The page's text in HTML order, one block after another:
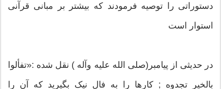
دستوراتی را توصیه فرمودند که بیشتر بر مبانی قرآنی
استوار است
در حدیثی از پیامبر(صلی الله علیه وآله ) نقل شده :«تفألوا
بالخیر تجدوه ; کارها را به فال نیک بگیرید که آن را